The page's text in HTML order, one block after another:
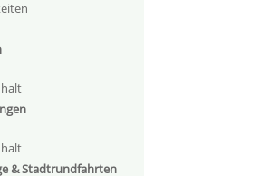
& Stadtrundfahrten